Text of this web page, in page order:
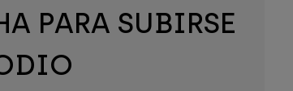
PARA SUBIRSE